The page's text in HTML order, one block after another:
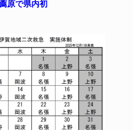
原で県内初